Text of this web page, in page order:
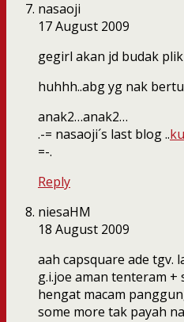
nasaoji
17 August 2009
gegirl akan jd budak
huhhh..abg yg nak
anak2…anak2…
.-= nasaoji´s last blog ..
=-.
Reply
niesaHM
18 August 2009
aah capsquare ade tgv.
g.i.joe aman tenteram
hengat macam
some more tak payah